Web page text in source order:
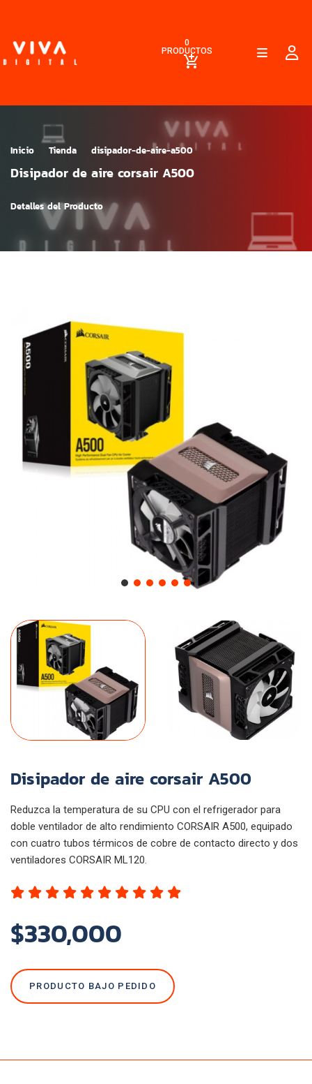
0
PRODUCTOS
Inicio Tienda disipador-de-aire-a500
Disipador de aire corsair A500
Detalles del Producto
Disipador de aire corsair A500
Reduzca la temperatura de su CPU con el refrigerador para
doble ventilador de alto rendimiento CORSAIR A500, equipado
con cuatro tubos térmicos de cobre de contacto directo y dos
ventiladores CORSAIR ML120.
$330,000
PRODUCTO BAJO PEDIDO